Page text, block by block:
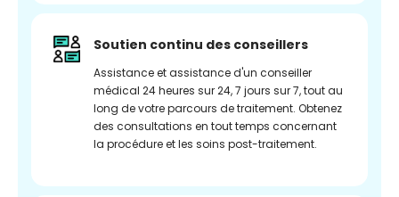
Soutien continu des conseillers
Assistance et assistance d'un conseiller
médical 24 heures sur 24, 7 jours sur 7, tout au
long de votre parcours de traitement. Obtenez
des consultations en tout temps concernant
la procédure et les soins post-traitement.